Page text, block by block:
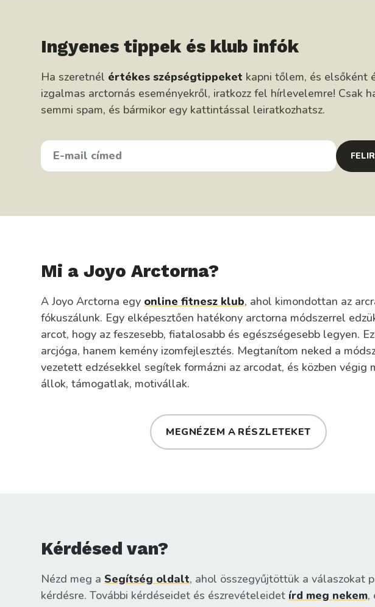
Ingyenes tippek és klub infók
Ha szeretnél értékes szépségtippeket kapni tőlem, és elsőként
izgalmas arctornás eseményekről, iratkozz fel hírlevelemre! Csak
semmi spam, és bármikor egy kattintással leiratkozhatsz.
E-
MAIL
CÍMED
Mi a Joyo Arctorna?
A Joyo Arctorna egy online fitnesz klub, ahol kimondottan az
fókuszálunk. Egy elképesztően hatékony arctorna módszerrel
arcot, hogy az feszesebb, fiatalosabb és egészségesebb legyen.
arcjóga, hanem kemény izomfejlesztés. Megtanítom neked a
vezetett edzésekkel segítek formázni az arcodat, és közben végig
állok, támogatlak, motivállak.
MEGNÉZEM A RÉSZLETEKET
Kérdésed van?
Nézd meg a Segítség oldalt, ahol összegyűjtöttük a válaszokat
kérdésre. További kérdéseidet és észrevételeidet írd meg nekem,